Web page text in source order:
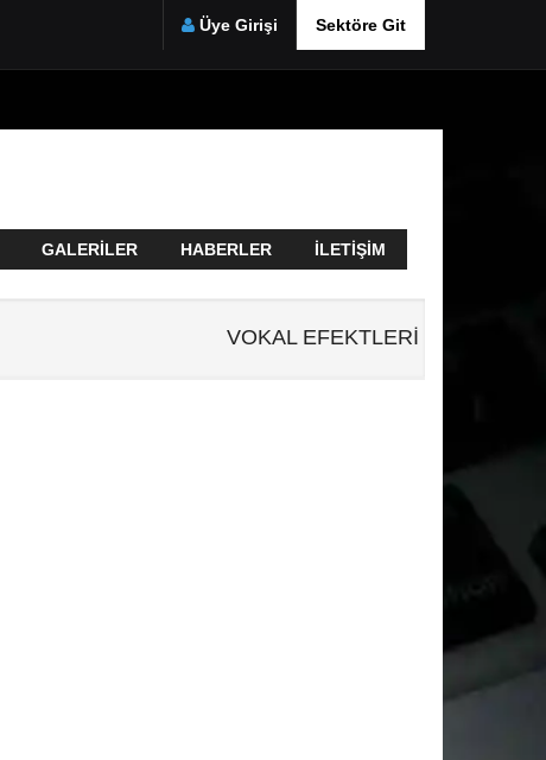
Üye Girişi Sektöre Git
GALERILER HABERLER İLETIŞIM
VOKAL EFEKTLERİ